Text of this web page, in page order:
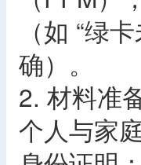
（如 “绿
确）。
2. 材料准
个人与家